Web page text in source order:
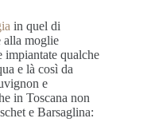
in quel di
alla moglie
qualche
e là così da
e
in Toscana non
e Barsaglina: